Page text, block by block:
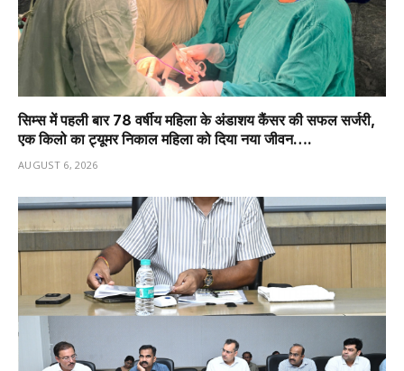
सिम्स में पहली बार 78 वर्षीय महिला के अंडाशय कैंसर की सफल सर्जरी,
एक किलो का ट्यूमर निकाल महिला को दिया नया जीवन….
AUGUST 6, 2026